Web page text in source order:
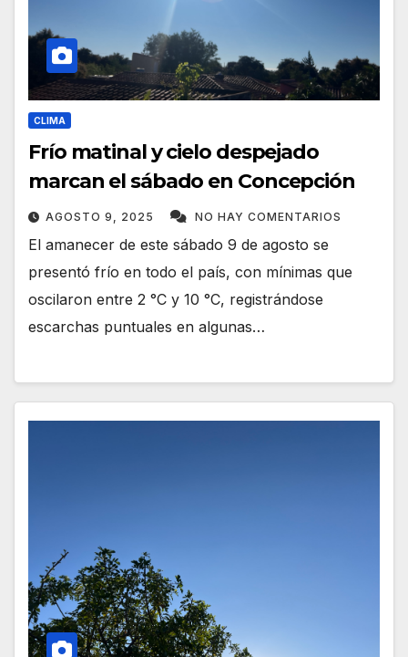
CLIMA
Frío matinal y cielo despejado
marcan el sábado en Concepción
AGOSTO 9, 2025 NO HAY COMENTARIOS
El amanecer de este sábado 9 de agosto se
presentó frío en todo el país, con mínimas que
oscilaron entre 2 °C y 10 °C, registrándose
escarchas puntuales en algunas…